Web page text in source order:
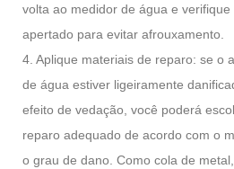
volta ao medidor de água e
apertado para evitar afrouxamento.
4. Aplique materiais de reparo: se o
de água estiver ligeiramente
efeito de vedação, você poderá
reparo adequado de acordo com o
o grau de dano. Como cola de